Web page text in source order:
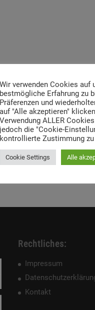
Rechtliches:
Impressum
Kontakt
Wir verwenden Cookies auf
bestmögliche Erfahrung zu
Präferenzen und
auf "Alle akzeptieren"
Verwendung ALLER
jedoch die "Cookie-
kontrollierte Zustimmung
Cookie Settings Alle